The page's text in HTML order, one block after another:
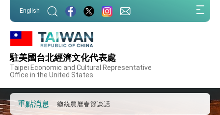
English
駐美國台北經濟文化代表處
Taipei Economic and Cultural Representative
Office in the United States
重點消息
經驗為亞太醫療照護發展開創新里程碑
外交部發布WHA文宣影片「台灣醫療點亮世界」
世界展現台灣守護全球健康的創新能量
總統出訪史瓦帝尼返國談話 強調臺灣人有權利
走向世界 盼與理念相近國家共同維護國際秩序
堅定走向世界 賴總統抵達史瓦帝尼王國進行國是
訪問
國家邁出合作第一步
總統農曆春節談話